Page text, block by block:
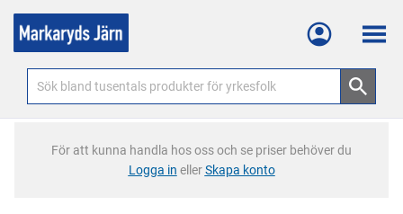
Meny
För att kunna handla hos oss och se priser behöver du
Logga in ellerSkapa konto